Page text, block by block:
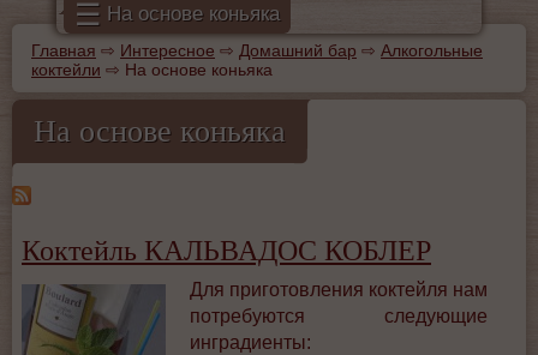
☰ На основе коньяка
Вы здесь
Главная ⇨ Интересное ⇨ Домашний бар ⇨ Алкогольные
коктейли ⇨ На основе коньяка
На основе коньяка
Коктейль КАЛЬВАДОС КОБЛЕР
Для приготовления коктейля нам
потребуются следующие
инградиенты: